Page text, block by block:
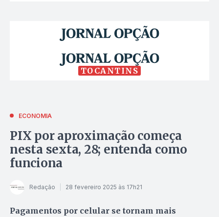
TOCANTINS
ECONOMIA
PIX por aproximação começa
nesta sexta, 28; entenda como
funciona
Redação 28 fevereiro 2025 às 17h21
Pagamentos por celular se tornam mais